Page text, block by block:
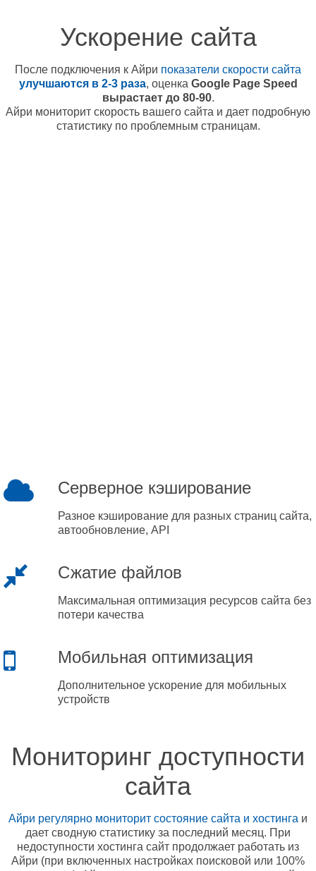
Ускорение сайта
После подключения к Айри показатели скорости сайта
улучшаются в 2-3 раза, оценка Google Page Speed
вырастает до 80-90.
Айри мониторит скорость вашего сайта и дает подробную
статистику по проблемным страницам.
Серверное кэширование
Разное кэширование для разных страниц сайта,
автообновление, API
Сжатие файлов
Максимальная оптимизация ресурсов сайта без
потери качества
Мобильная оптимизация
Дополнительное ускорение для мобильных
устройств
Мониторинг доступности
сайта
Айри регулярно мониторит состояние сайта и хостинга и
дает сводную статистику за последний месяц. При
недоступности хостинга сайт продолжает работать из
Айри (при включенных настройках поисковой или 100%